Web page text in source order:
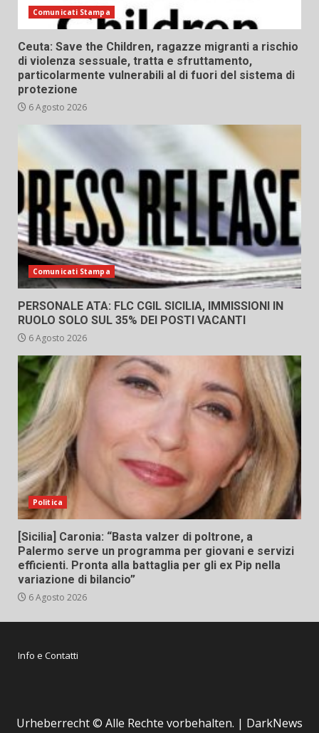
Comunicati Stampa
Ceuta: Save the Children, ragazze migranti a rischio
di violenza sessuale, tratta e sfruttamento,
particolarmente vulnerabili al di fuori del sistema di
protezione
6 Agosto 2026
Comunicati Stampa
PERSONALE ATA: FLC CGIL SICILIA, IMMISSIONI IN
RUOLO SOLO SUL 35% DEI POSTI VACANTI
6 Agosto 2026
Politica
[Sicilia] Caronia: “Basta valzer di poltrone, a
Palermo serve un programma per giovani e servizi
efficienti. Pronta alla battaglia per gli ex Pip nella
variazione di bilancio”
6 Agosto 2026
Info e Contatti
Urheberrecht © Alle Rechte vorbehalten. | DarkNews